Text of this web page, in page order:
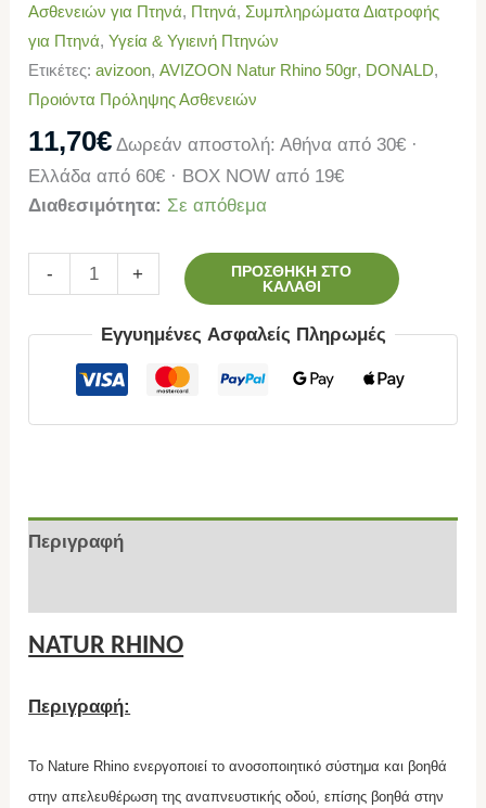
Ασθενειών για Πτηνά, Πτηνά, Συμπληρώματα Διατροφής
για Πτηνά,Υγεία & Υγιεινή Πτηνών
Ετικέτες:avizoon,AVIZOON Natur Rhino 50gr, DONALD,
Προιόντα Πρόληψης Ασθενειών
11,70€ Δωρεάν αποστολή: Αθήνα από 30€ ·
Ελλάδα από 60€ · BOX NOW από 19€
Διαθεσιμότητα: Σε απόθεμα
- +
ΠΡΟΣΘΉΚΗ ΣΤΟ
ΚΑΛΆΘΙ
Εγγυημένες Ασφαλείς Πληρωμές
Περιγραφή
NATUR RHINO
Περιγραφή:
Το Nature Rhino ενεργοποιεί το ανοσοποιητικό σύστημα και βοηθά
στην απελευθέρωση της αναπνευστικής οδού, επίσης βοηθά στην